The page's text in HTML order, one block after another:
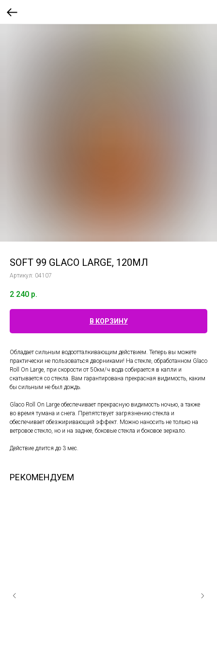
SOFT 99 GLACO LARGE, 120МЛ
Артикул: 04107
2 240 р.
В КОРЗИНУ
Обладает сильным водоотталкивающим действием. Теперь вы можете
практически не пользоваться дворниками! На стекле, обработанном Glaco
Roll On Large, при скорости от 50км/ч вода собирается в капли и
скатывается со стекла. Вам гарантирована прекрасная видимость, каким
бы сильным не был дождь.
Glaco Roll On Large обеспечивает прекрасную видимость ночью, а также
во время тумана и снега. Препятствует загрязнению стекла и
обеспечивает обезжиривающий эффект. Можно наносить не только на
ветровое стекло, но и на заднее, боковые стекла и боковое зеркало.
Действие длится до 3 мес.
РЕКОМЕНДУЕМ